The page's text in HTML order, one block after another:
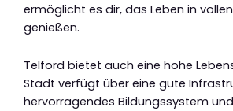
ermöglicht es dir, das Leben in
genießen.
Telford bietet auch eine hohe
Stadt verfügt über eine gute
hervorragendes Bildungssystem